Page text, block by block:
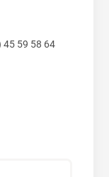
45 59 58 64